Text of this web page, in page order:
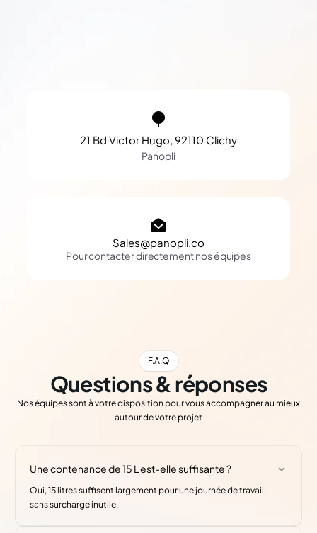
21 Bd Victor Hugo, 92110 Clichy
Panopli
Sales@panopli.co
Pour contacter directement nos équipes
F.A.Q
Questions & réponses
Nos équipes sont à votre disposition pour vous accompagner au mieux
autour de votre projet
Une contenance de 15 L est-elle suffisante ?
Oui, 15 litres suffisent largement pour une journée de travail,
sans surcharge inutile.